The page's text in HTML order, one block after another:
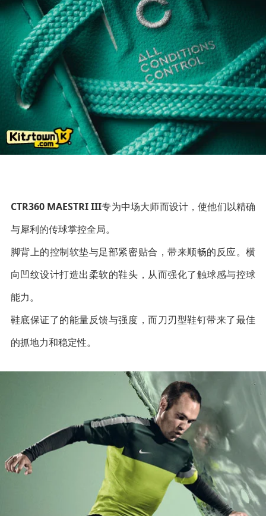
CTR360 MAESTRI III专为中场大师而设计，使他们以精确
与犀利的传球掌控全局。
脚背上的控制软垫与足部紧密贴合，带来顺畅的反应。横
向凹纹设计打造出柔软的鞋头，从而强化了触球感与控球
能力。
鞋底保证了的能量反馈与强度，而刀刃型鞋钉带来了最佳
的抓地力和稳定性。